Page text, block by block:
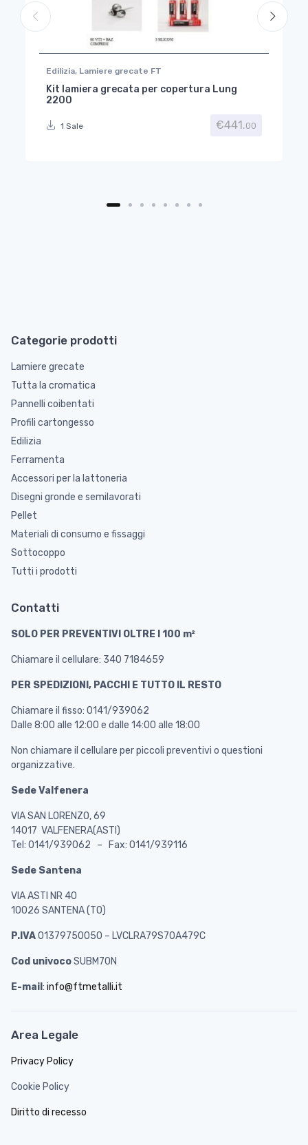
Edilizia, Lamiere grecate FT
Kit lamiera grecata per copertura Lung
2200
1 Sale €441.00
Categorie prodotti
Lamiere grecate
Tutta la cromatica
Pannelli coibentati
Profili cartongesso
Edilizia
Ferramenta
Accessori per la lattoneria
Disegni gronde e semilavorati
Pellet
Materiali di consumo e fissaggi
Sottocoppo
Tutti i prodotti
Contatti
SOLO PER PREVENTIVI OLTRE I 100 m²
Chiamare il cellulare: 340 7184659
PER SPEDIZIONI, PACCHI E TUTTO IL RESTO
Chiamare il fisso: 0141/939062
Dalle 8:00 alle 12:00 e dalle 14:00 alle 18:00
Non chiamare il cellulare per piccoli preventivi o questioni
organizzative.
Sede Valfenera
VIA SAN LORENZO, 69
14017 VALFENERA(ASTI)
Tel: 0141/939062 – Fax: 0141/939116
Sede Santena
VIA ASTI NR 40
10026 SANTENA (TO)
P.IVA01379750050 – LVCLRA79S70A479C
Cod univocoSUBM70N
E-mail : info@ftmetalli.it
Area Legale
Privacy Policy
Cookie Policy
Diritto di recesso